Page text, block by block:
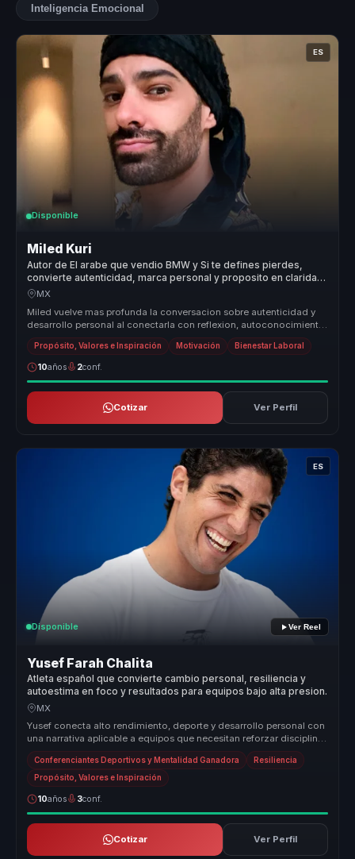
Inteligencia Emocional
ES
Disponible
Miled Kuri
Autor de El arabe que vendio BMW y Si te defines pierdes,
convierte autenticidad, marca personal y proposito en claridad
para equipos.
MX
Miled vuelve mas profunda la conversacion sobre autenticidad y
desarrollo personal al conectarla con reflexion, autoconocimiento
y vincul...
Propósito, Valores e Inspiración Motivación Bienestar Laboral
10años 2conf.
Cotizar Ver Perfil
ES
Disponible Ver Reel
Yusef Farah Chalita
Atleta español que convierte cambio personal, resiliencia y
autoestima en foco y resultados para equipos bajo alta presion.
MX
Yusef conecta alto rendimiento, deporte y desarrollo personal con
una narrativa aplicable a equipos que necesitan reforzar disciplina,
re...
Conferenciantes Deportivos y Mentalidad Ganadora Resiliencia
Propósito, Valores e Inspiración
10años 3conf.
Cotizar Ver Perfil